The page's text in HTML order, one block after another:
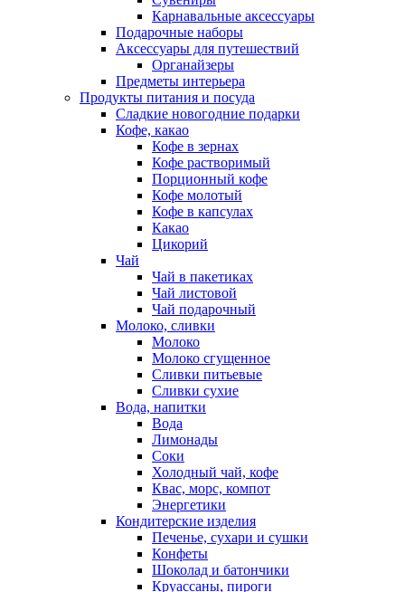
Карнавальные аксессуары
Подарочные наборы
Аксессуары для путешествий
Органайзеры
Предметы интерьера
Продукты питания и посуда
Сладкие новогодние подарки
Кофе, какао
Кофе в зернах
Кофе растворимый
Порционный кофе
Кофе молотый
Кофе в капсулах
Какао
Цикорий
Чай
Чай в пакетиках
Чай листовой
Чай подарочный
Молоко, сливки
Молоко
Молоко сгущенное
Сливки питьевые
Сливки сухие
Вода, напитки
Вода
Лимонады
Соки
Холодный чай, кофе
Квас, морс, компот
Энергетики
Кондитерские изделия
Печенье, сухари и сушки
Конфеты
Шоколад и батончики
Круассаны, пироги